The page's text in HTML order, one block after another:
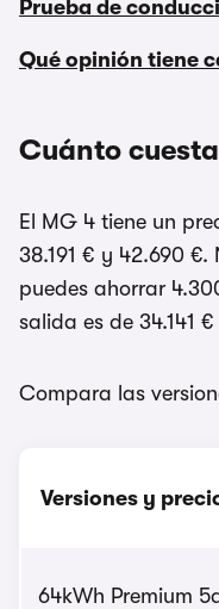
Prueba de
Qué opinión tiene
Cuánto
El MG 4 tiene un
38.191 € y 42.690
puedes ahorrar
salida es de 34.141
Compara las
Versiones y
64kWh Premium